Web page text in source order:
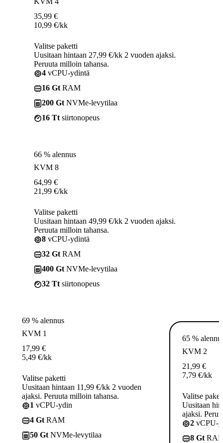
35,99 €
10,99 €/kk
Valitse paketti
Uusitaan hintaan 27,99 €/kk 2 vuoden ajaksi.
Peruuta milloin tahansa.
4 vCPU-ydintä
16 Gt RAM
200 Gt NVMe-levytilaa
16 Tt siirtonopeus
66 % alennus
KVM 8
64,99 €
21,99 €/kk
Valitse paketti
Uusitaan hintaan 49,99 €/kk 2 vuoden ajaksi.
Peruuta milloin tahansa.
8 vCPU-ydintä
32 Gt RAM
400 Gt NVMe-levytilaa
32 Tt siirtonopeus
69 % alennus
KVM 1
17,99 €
5,49 €/kk
Valitse paketti
Uusitaan hintaan 11,99 €/kk 2 vuoden
ajaksi. Peruuta milloin tahansa.
1 vCPU-ydin
4 Gt RAM
50 Gt NVMe-levytilaa
65 %
KVM 2
21,99 €
7,79 €/kk
Valitse
Uusitaan
ajaksi.
2 vCPU-
8 Gt